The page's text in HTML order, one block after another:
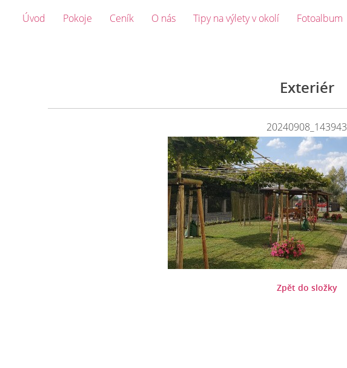
Úvod Pokoje Ceník O nás Tipy na výlety v okolí Fotoalbum
Exteriér
20240908_143943
Zpět do složky